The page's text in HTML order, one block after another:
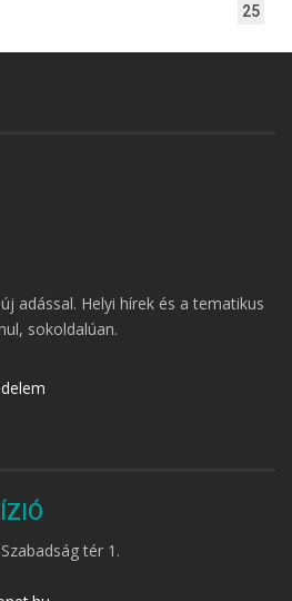
25
adással. Helyi hírek és a tematikus
sokoldalúan.
tér 1.